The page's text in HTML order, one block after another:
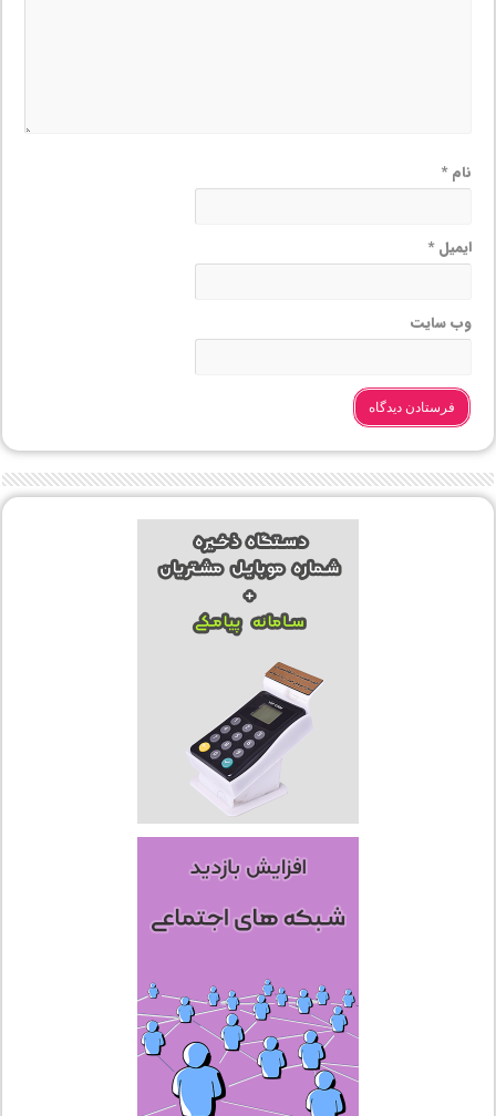
نام*
ایمیل*
وب‌ سایت